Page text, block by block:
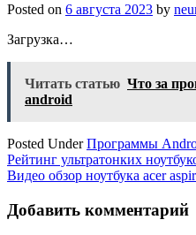
Posted on 6 августа 2023 by
Загрузка…
Читать статью Что за
android
Posted UnderПрограммы
Навигация
по
записям
Рейтинг ультратонких
Видео обзор ноутбука acer
Добавить комментарий